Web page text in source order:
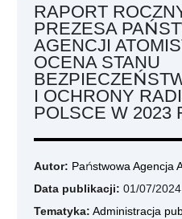
RAPORT
PREZESA
AGENCJI
OCENA STANU
I OCHRONY
POLSCE W 2023
Autor: Państwowa Agencja
Data publikacji: 01/07/2024
Tematyka: Administracja